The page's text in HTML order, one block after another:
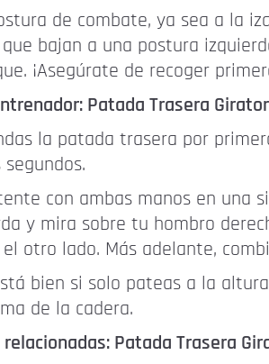
de combate, ya sea a la
que bajan a una postura
¡Asegúrate de recoger
Patada Trasera
la patada trasera por
con ambas manos en una
y mira sobre tu hombro
otro lado. Más adelante,
bien si solo pateas a la
de la cadera.
Patada Trasera